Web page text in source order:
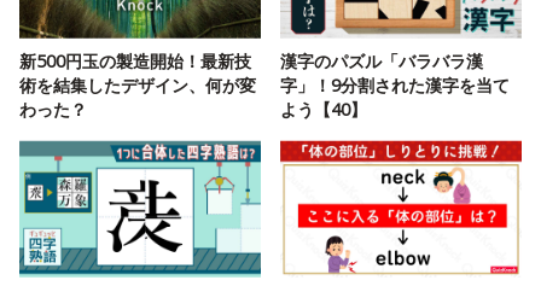
新500円玉の製造開始！最新技
術を結集したデザイン、何が変
わった？
漢字のパズル「バラバラ漢
字」！9分割された漢字を当て
よう【40】